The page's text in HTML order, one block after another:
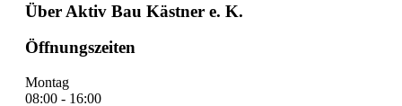
Über Aktiv Bau Kästner e. K.
Öffnungszeiten
Montag
08:00 - 16:00